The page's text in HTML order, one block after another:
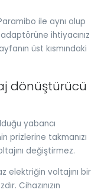
ile aynı olup
ihtiyacınız
üst kısmındaki
dönüştürücü
yabancı
prizlerine takmanızı
değiştirmez.
elektriğin voltajını bir
Cihazınızın